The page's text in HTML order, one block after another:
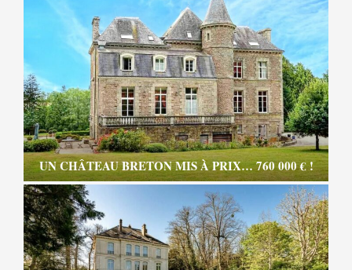
UN CHÂTEAU BRETON MIS À PRIX… 760 000 € !